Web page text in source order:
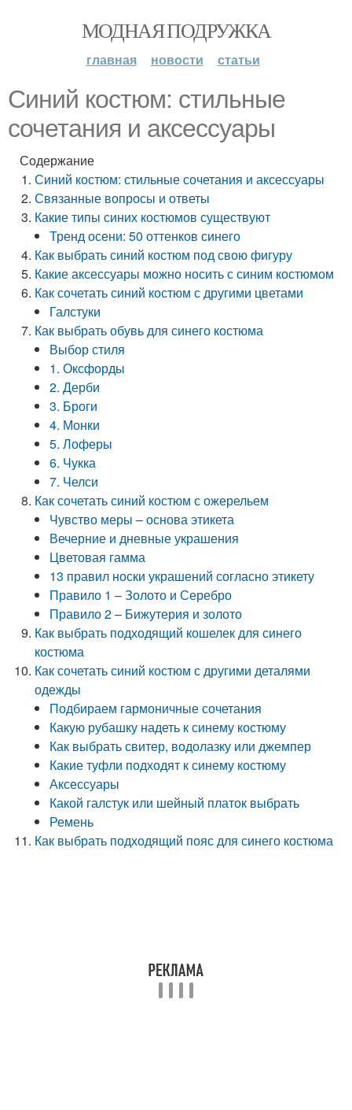
МОДНАЯ ПОДРУЖКА
главная новости статьи
Синий костюм: стильные
сочетания и аксессуары
Содержание
Синий костюм: стильные сочетания и аксессуары
Связанные вопросы и ответы
Какие типы синих костюмов существуют
Тренд осени: 50 оттенков синего
Как выбрать синий костюм под свою фигуру
Какие аксессуары можно носить с синим костюмом
Как сочетать синий костюм с другими цветами
Галстуки
Как выбрать обувь для синего костюма
Выбор стиля
1. Оксфорды
2. Дерби
3. Броги
4. Монки
5. Лоферы
6. Чукка
7. Челси
Как сочетать синий костюм с ожерельем
Чувство меры – основа этикета
Вечерние и дневные украшения
Цветовая гамма
13 правил носки украшений согласно этикету
Правило 1 – Золото и Серебро
Правило 2 – Бижутерия и золото
Как выбрать подходящий кошелек для синего
костюма
Как сочетать синий костюм с другими деталями
одежды
Подбираем гармоничные сочетания
Какую рубашку надеть к синему костюму
Как выбрать свитер, водолазку или джемпер
Какие туфли подходят к синему костюму
Аксессуары
Какой галстук или шейный платок выбрать
Ремень
Как выбрать подходящий пояс для синего костюма